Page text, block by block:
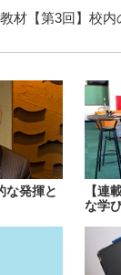
材【第3回】校内
な発揮と
【連
な学